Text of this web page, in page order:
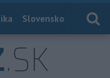
Slovensko
.SK